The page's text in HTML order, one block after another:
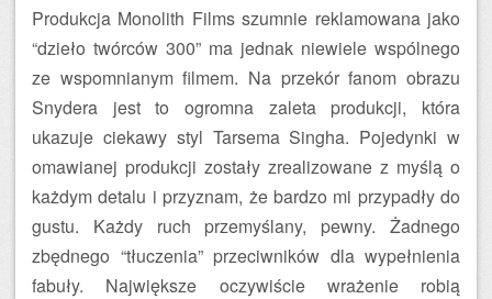
Produkcja Monolith Films szumnie reklamowana jako
“dzieło twórców 300” ma jednak niewiele wspólnego
ze wspomnianym filmem. Na przekór fanom obrazu
Snydera jest to ogromna zaleta produkcji, która
ukazuje ciekawy styl Tarsema Singha. Pojedynki w
omawianej produkcji zostały zrealizowane z myślą o
każdym detalu i przyznam, że bardzo mi przypadły do
gustu. Każdy ruch przemyślany, pewny. Żadnego
zbędnego “tłuczenia” przeciwników dla wypełnienia
fabuły. Największe oczywiście wrażenie robią